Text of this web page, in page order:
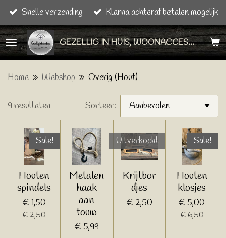
Ga
direct
naar
de
hoofdinhoud
GEZELLIG IN HUIS, WOONACCESSOIRES & CADEAU ARTIKELEN
Snelle verzending Klarna achteraf betalen mogelijk
Home » Webshop » Overig (Hout)
9 resultaten Sorteer:
Sale!
Houten
spindels
€ 1,50
€ 2,50
Metalen
haak
aan
touw
€ 5,99
Uitverkocht
Krijtbor
djes
€ 2,50
Sale!
Houten
klosjes
€ 5,00
€ 6,50